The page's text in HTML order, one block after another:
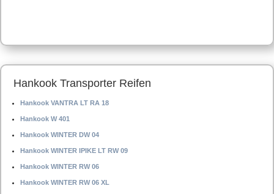
Hankook Transporter Reifen
Hankook VANTRA LT RA 18
Hankook W 401
Hankook WINTER DW 04
Hankook WINTER IPIKE LT RW 09
Hankook WINTER RW 06
Hankook WINTER RW 06 XL